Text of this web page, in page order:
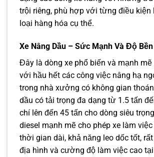
trội riêng, phù hợp với từng điều kiện
loại hàng hóa cụ thể.
Xe Nâng Dầu – Sức Mạnh Và Độ
Đây là dòng xe phổ biến và mạnh
với hầu hết các công việc nâng hạ
trong nhà xưởng có không gian
dầu có tải trọng đa dạng từ 1.5 tấn
chí lên đến 45 tấn cho dòng siêu
diesel mạnh mẽ cho phép xe làm
thời gian dài, khả năng leo dốc tốt,
địa hình và cường độ làm việc cao